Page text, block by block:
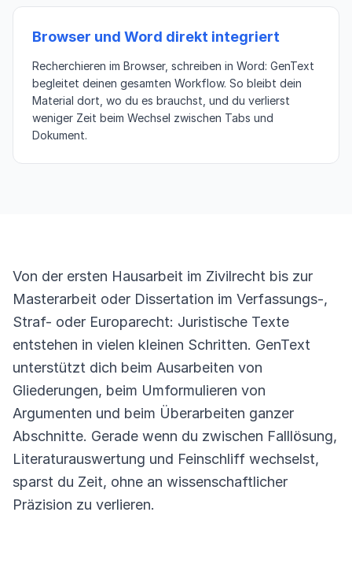
Browser und Word direkt integriert
Recherchieren im Browser, schreiben in Word: GenText
begleitet deinen gesamten Workflow. So bleibt dein
Material dort, wo du es brauchst, und du verlierst
weniger Zeit beim Wechsel zwischen Tabs und
Dokument.
Von der ersten Hausarbeit im Zivilrecht bis zur
Masterarbeit oder Dissertation im Verfassungs-,
Straf- oder Europarecht: Juristische Texte
entstehen in vielen kleinen Schritten. GenText
unterstützt dich beim Ausarbeiten von
Gliederungen, beim Umformulieren von
Argumenten und beim Überarbeiten ganzer
Abschnitte. Gerade wenn du zwischen Falllösung,
Literaturauswertung und Feinschliff wechselst,
sparst du Zeit, ohne an wissenschaftlicher
Präzision zu verlieren.